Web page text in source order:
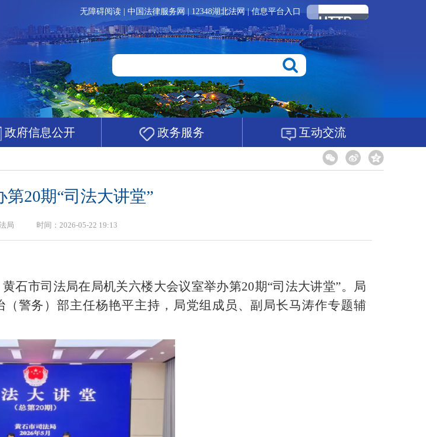
无障碍阅读 中国法律服务网 12348湖北法网|信息平台入口
政府信息公开 政务服务 互动交流
20期“司法大讲堂”
法局 时间：2026-05-22 19:13
石市司法局在局机关六楼大会议室举办第20期“司法大讲堂”。局
警务）部主任杨艳平主持，局党组成员、副局长马涛作专题辅